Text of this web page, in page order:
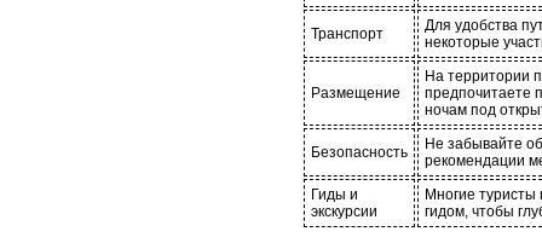
Транспорт
Для удобства
некоторые
Размещение
На территории
предпочитаете
ночам под
Безопасность
Не забывайте
рекомендации
Гиды и
экскурсии
Многие туристы
гидом, чтобы